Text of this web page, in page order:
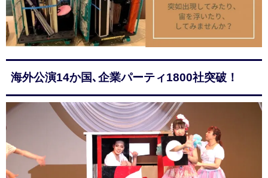
海外公演14か国､企業パーティ1800社突破！